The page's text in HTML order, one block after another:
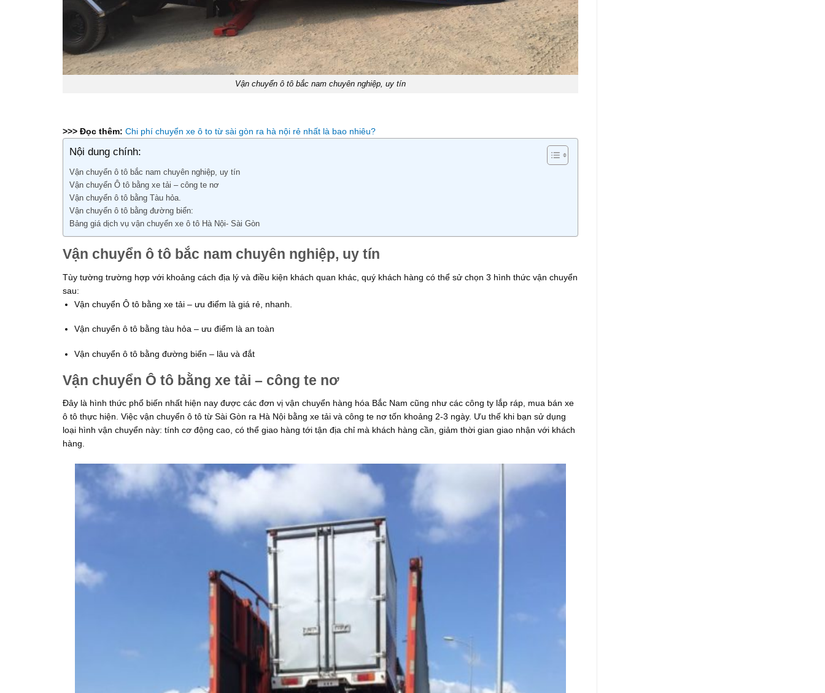
Vận chuyển ô tô bắc nam chuyên nghiệp, uy tín
>>> Đọc thêm: Chi phí chuyển xe ô to từ sài gòn ra hà nội rẻ nhất là bao nhiêu?
Nội dung chính:
Vận chuyển ô tô bắc nam chuyên nghiệp, uy tín
Vận chuyển Ô tô bằng xe tải – công te nơ
Vận chuyển ô tô bằng Tàu hỏa.
Vận chuyển ô tô bằng đường biển:
Bảng giá dịch vụ vận chuyển xe ô tô Hà Nội- Sài Gòn
Vận chuyển ô tô bắc nam chuyên nghiệp, uy tín
Tùy tường trường hợp với khoảng cách địa lý và điều kiện khách quan khác, quý khách hàng có thể sử chọn 3 hình thức vận chuyển
sau:
Vận chuyển Ô tô bằng xe tải – ưu điểm là giá rẻ, nhanh.
Vận chuyển ô tô bằng tàu hỏa – ưu điểm là an toàn
Vận chuyển ô tô bằng đường biển – lâu và đắt
Vận chuyển Ô tô bằng xe tải – công te nơ
Đây là hình thức phổ biến nhất hiện nay được các đơn vị vận chuyển hàng hóa Bắc Nam cũng như các công ty lắp ráp, mua bán xe
ô tô thực hiện. Việc vận chuyển ô tô từ Sài Gòn ra Hà Nội bằng xe tải và công te nơ tốn khoảng 2-3 ngày. Ưu thế khi bạn sử dụng
loại hình vận chuyển này: tính cơ động cao, có thể giao hàng tới tận địa chỉ mà khách hàng cần, giảm thời gian giao nhận với khách
hàng.